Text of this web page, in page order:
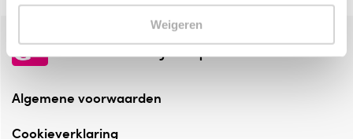
Weigeren
de vriendelijke specialist
Algemene voorwaarden
Cookieverklaring